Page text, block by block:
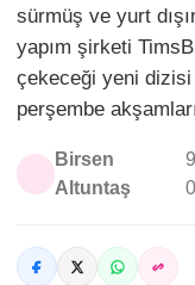
sürmüş ve yurt
yapım şirketi
çekeceği yeni dizisi
perşembe
Birsen
Altuntaş